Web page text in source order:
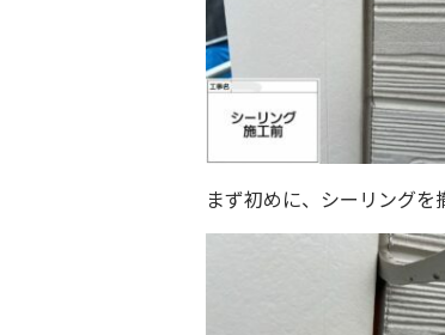
まず初めに、シーリングを